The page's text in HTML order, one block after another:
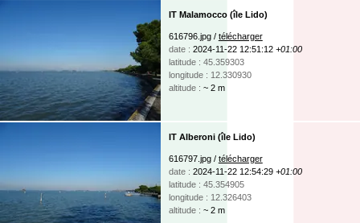
IT Malamocco (île Lido)
616796.jpg / télécharger
date : 2024-11-22 12:51:12 +01:00
latitude : 45.359303
longitude : 12.330930
altitude : ~ 2 m
IT Alberoni (île Lido)
616797.jpg / télécharger
date : 2024-11-22 12:54:29 +01:00
latitude : 45.354905
longitude : 12.326403
altitude : ~ 2 m